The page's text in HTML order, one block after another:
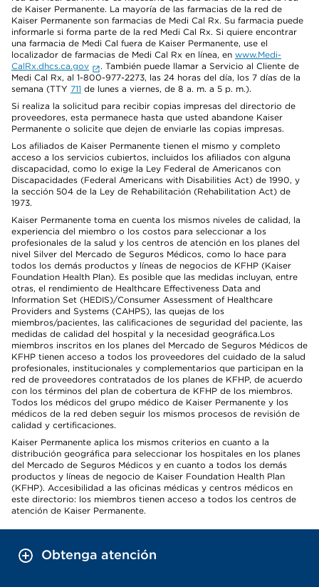
de Kaiser Permanente. La mayoría de las farmacias de la red de
Kaiser Permanente son farmacias de Medi Cal Rx. Su farmacia puede
informarle si forma parte de la red Medi Cal Rx. Si quiere encontrar
una farmacia de Medi Cal fuera de Kaiser Permanente, use el
localizador de farmacias de Medi Cal Rx en línea, en www.Medi-
CalRx.dhcs.ca.gov
. También puede llamar a Servicio al Cliente de
Medi Cal Rx, al 1-800-977-2273, las 24 horas del día, los 7 días de la
semana (TTY 711 de lunes a viernes, de 8 a. m. a 5 p. m.).
Si realiza la solicitud para recibir copias impresas del directorio de
proveedores, esta permanece hasta que usted abandone Kaiser
Permanente o solicite que dejen de enviarle las copias impresas.
Los afiliados de Kaiser Permanente tienen el mismo y completo
acceso a los servicios cubiertos, incluidos los afiliados con alguna
discapacidad, como lo exige la Ley Federal de Americanos con
Discapacidades (Federal Americans with Disabilities Act) de 1990, y
la sección 504 de la Ley de Rehabilitación (Rehabilitation Act) de
1973.
Kaiser Permanente toma en cuenta los mismos niveles de calidad, la
experiencia del miembro o los costos para seleccionar a los
profesionales de la salud y los centros de atención en los planes del
nivel Silver del Mercado de Seguros Médicos, como lo hace para
todos los demás productos y líneas de negocios de KFHP (Kaiser
Foundation Health Plan). Es posible que las medidas incluyan, entre
otras, el rendimiento de Healthcare Effectiveness Data and
Information Set (HEDIS)/Consumer Assessment of Healthcare
Providers and Systems (CAHPS), las quejas de los
miembros/pacientes, las calificaciones de seguridad del paciente, las
medidas de calidad del hospital y la necesidad geográfica.Los
miembros inscritos en los planes del Mercado de Seguros Médicos de
KFHP tienen acceso a todos los proveedores del cuidado de la salud
profesionales, institucionales y complementarios que participan en la
red de proveedores contratados de los planes de KFHP, de acuerdo
con los términos del plan de cobertura de KFHP de los miembros.
Todos los médicos del grupo médico de Kaiser Permanente y los
médicos de la red deben seguir los mismos procesos de revisión de
calidad y certificaciones.
Kaiser Permanente aplica los mismos criterios en cuanto a la
distribución geográfica para seleccionar los hospitales en los planes
del Mercado de Seguros Médicos y en cuanto a todos los demás
productos y líneas de negocio de Kaiser Foundation Health Plan
(KFHP). Accesibilidad a las oficinas médicas y centros médicos en
este directorio: los miembros tienen acceso a todos los centros de
atención de Kaiser Permanente.
Obtenga atención